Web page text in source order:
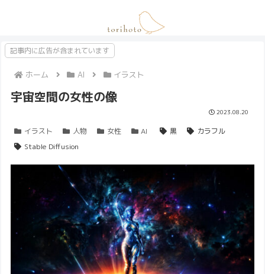
記事内に広告が含まれています
ホーム AI イラスト
宇宙空間の女性の像
2023.08.20
イラスト 人物 女性 AI 黒
カラフル
Stable Diffusion